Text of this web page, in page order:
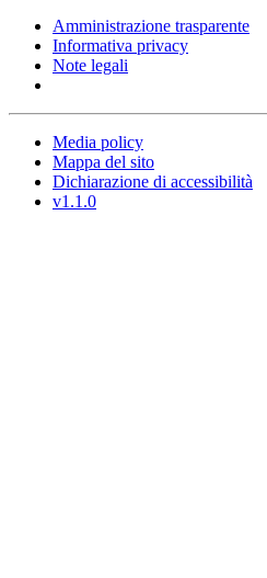
Amministrazione trasparente
Informativa privacy
Note legali
Media policy
Mappa del sito
Dichiarazione di accessibilità
v1.1.0